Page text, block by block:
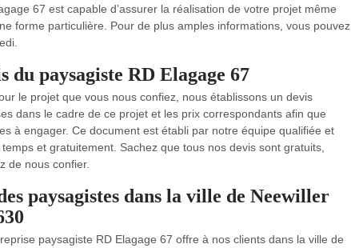
67 est capable d’assurer la réalisation de votre projet même
forme particulière. Pour de plus amples informations, vous pouvez
du paysagiste RD Elagage 67
le projet que vous nous confiez, nous établissons un devis
dans le cadre de ce projet et les prix correspondants afin que
à engager. Ce document est établi par notre équipe qualifiée et
et gratuitement. Sachez que tous nos devis sont gratuits,
de nous confier.
paysagistes dans la ville de Neewiller
paysagiste RD Elagage 67 offre à nos clients dans la ville de